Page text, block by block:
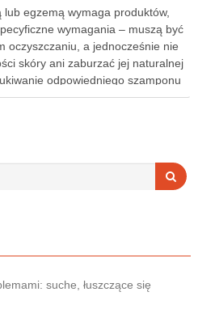
lub egzemą wymaga produktów,
wymagania – muszą być
oczyszczaniu, a jednocześnie nie
skóry ani zaburzać jej naturalnej
odpowiedniego szamponu
procesem długim i frustrującym, bo
suche, łuszczące się